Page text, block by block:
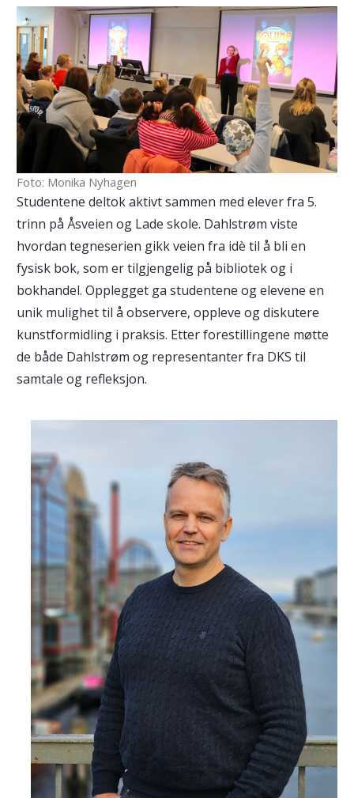
Foto: Monika Nyhagen
Studentene deltok aktivt sammen med elever fra 5.
trinn på Åsveien og Lade skole. Dahlstrøm viste
hvordan tegneserien gikk veien fra idè til å bli en
fysisk bok, som er tilgjengelig på bibliotek og i
bokhandel. Opplegget ga studentene og elevene en
unik mulighet til å observere, oppleve og diskutere
kunstformidling i praksis. Etter forestillingene møtte
de både Dahlstrøm og representanter fra DKS til
samtale og refleksjon.